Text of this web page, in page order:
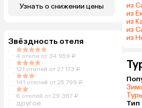
Узнать о снижении цены
Звёздность отеля
4 отеля от 34 959 ₽
121 отелей от 27 173 ₽
141 отелей от 25 799 ₽
6 отелей от 29 387 ₽
другое
из
из
из
из
из
Тип